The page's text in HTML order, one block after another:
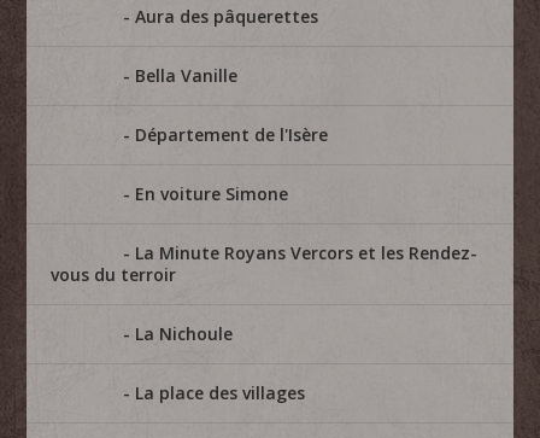
Aura des pâquerettes
Bella Vanille
Département de l'Isère
En voiture Simone
La Minute Royans Vercors et les Rendez-
vous du terroir
La Nichoule
La place des villages